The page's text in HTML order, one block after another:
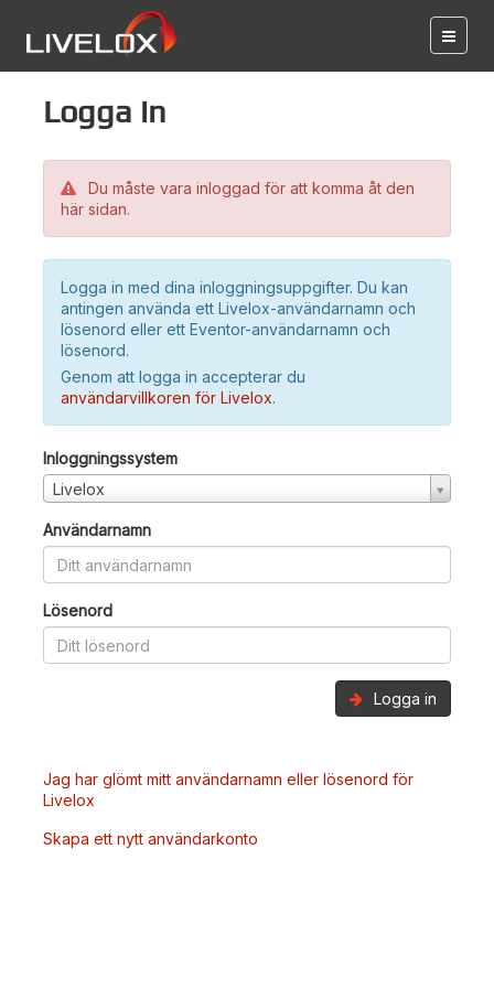
Logga in
Du måste vara inloggad för att komma åt den
här sidan.
Logga in med dina inloggningsuppgifter. Du kan
antingen använda ett Livelox-användarnamn och
lösenord eller ett Eventor-användarnamn och
lösenord.
Genom att logga in accepterar du
användarvillkoren för Livelox.
Inloggningssystem
Livelox
Användarnamn
Lösenord
Logga in
Jag har glömt mitt användarnamn eller lösenord för
Livelox
Skapa ett nytt användarkonto